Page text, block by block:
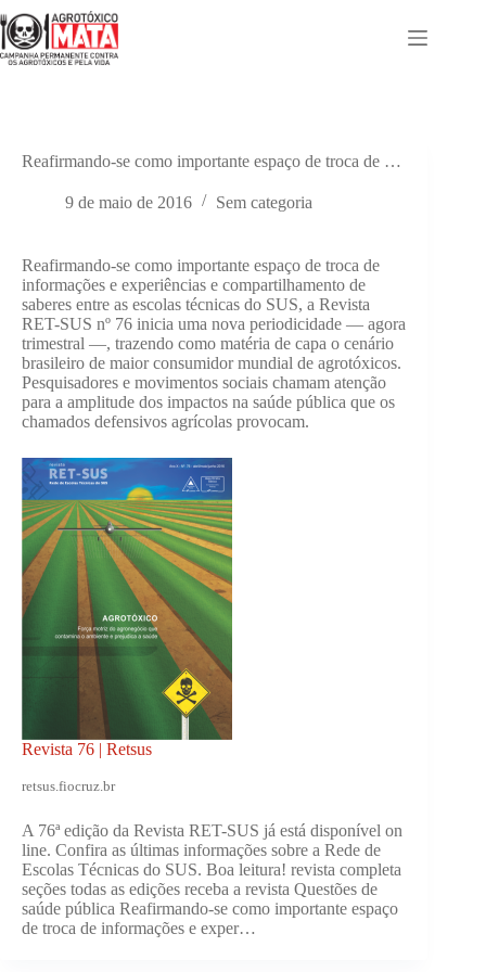
para
o
conteúdo
Reafirmando-se como importante espaço de troca de …
9 de maio de 2016 Sem categoria
Reafirmando-se como importante espaço de troca de
informações e experiências e compartilhamento de
saberes entre as escolas técnicas do SUS, a Revista
RET-SUS nº 76 inicia uma nova periodicidade — agora
trimestral —, trazendo como matéria de capa o cenário
brasileiro de maior consumidor mundial de agrotóxicos.
Pesquisadores e movimentos sociais chamam atenção
para a amplitude dos impactos na saúde pública que os
chamados defensivos agrícolas provocam.
Revista 76 | Retsus
retsus.fiocruz.br
A 76ª edição da Revista RET-SUS já está disponível on
line. Confira as últimas informações sobre a Rede de
Escolas Técnicas do SUS. Boa leitura! revista completa
seções todas as edições receba a revista Questões de
saúde pública Reafirmando-se como importante espaço
de troca de informações e exper…